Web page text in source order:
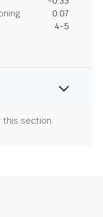
0.07
4-5
this section.